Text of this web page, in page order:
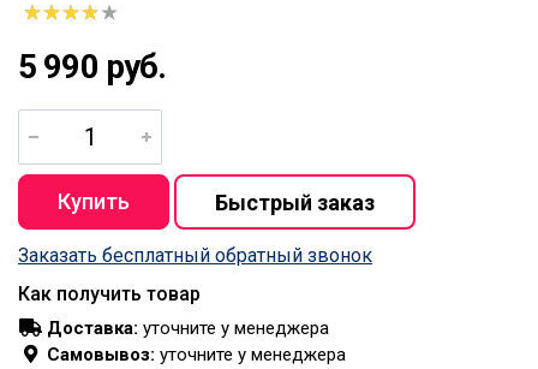
5 990 руб.
Заказать бесплатный обратный звонок
Как получить товар
Доставка: уточните у менеджера
Самовывоз: уточните у менеджера